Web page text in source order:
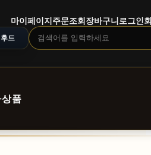
마이페이지 주문조회 장바구니 로그인
드
품